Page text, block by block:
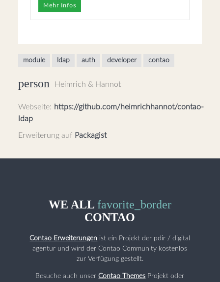
Mehr Infos
module ldap auth developer contao
person Heimrich & Hannot
Webseite: https://github.com/heimrichhannot/contao-
ldap
Erweiterung auf Packagist
WE ALL favorite_border
CONTAO
Contao Erweiterungen ist ein Projekt der pdir / digital
agentur und wird der Contao Community kostenlos
zur Verfügung gestellt.
Besuche auch unserContao Themes Projekt oder